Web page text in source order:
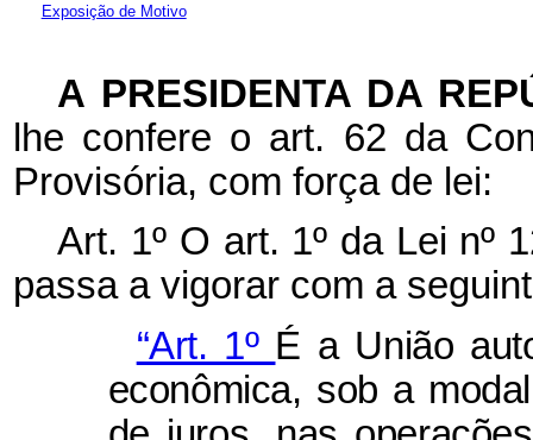
Exposição de Motivo
A PRESIDENTA DA
lhe confere o art. 62 da
Provisória, com força de lei:
Art. 1º O art. 1º da Lei nº
passa a vigorar com a
“Art. 1º É a União
econômica, sob a